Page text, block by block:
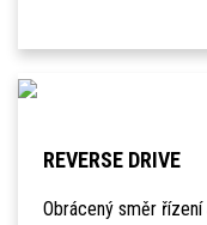
REVERSE DRIVE
Obrácený směr